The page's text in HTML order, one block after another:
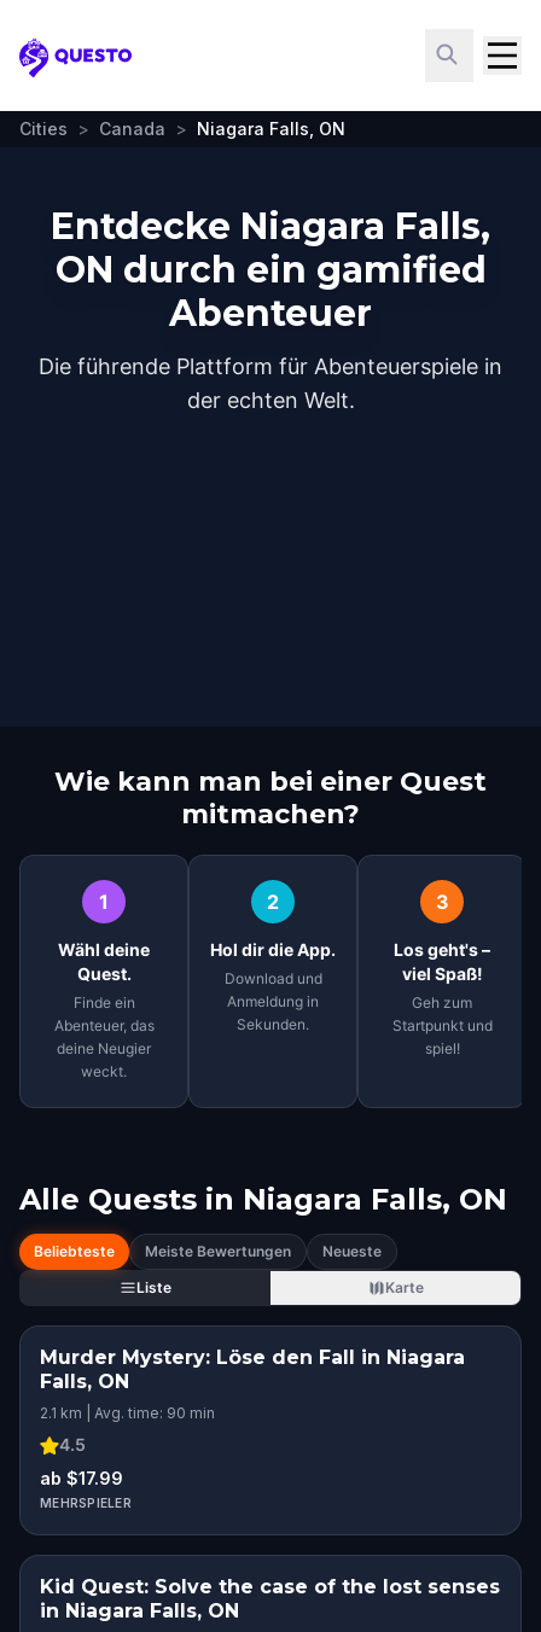
Questo
Cities > Canada > Niagara Falls, ON
Entdecke Niagara Falls,
ON durch ein gamified
Abenteuer
Die führende Plattform für Abenteuerspiele in
der echten Welt.
Wie kann man bei einer Quest
mitmachen?
1
Wähl deine
Quest.
Finde ein
Abenteuer, das
deine Neugier
weckt.
2
Hol dir die App.
Download und
Anmeldung in
Sekunden.
3
Los geht's –
viel Spaß!
Geh zum
Startpunkt und
spiel!
Alle Quests in Niagara Falls, ON
Beliebteste Meiste Bewertungen
Neueste
Liste
Karte
Murder Mystery: Löse den Fall in Niagara
Falls, ON
2.1 km | Avg. time: 90 min
4.5
ab $17.99
MEHRSPIELER
Kid Quest: Solve the case of the lost senses
in Niagara Falls, ON